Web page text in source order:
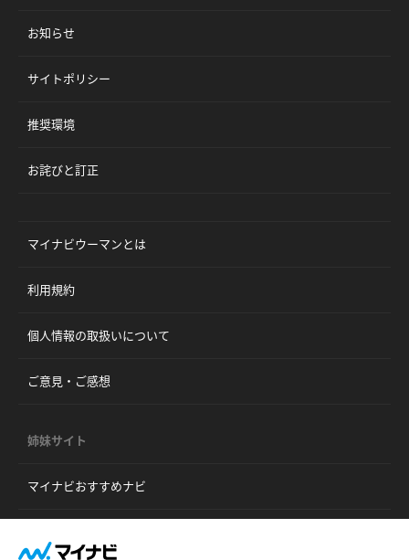
お知らせ
サイトポリシー
推奨環境
お詫びと訂正
マイナビウーマンとは
利用規約
個人情報の取扱いについて
ご意見・ご感想
姉妹サイト
マイナビおすすめナビ